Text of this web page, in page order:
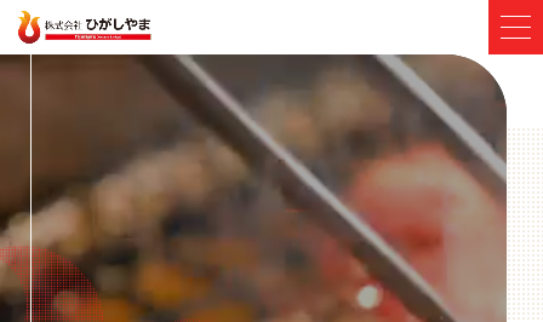
OPEN
新着情報
グループ内店舗一覧